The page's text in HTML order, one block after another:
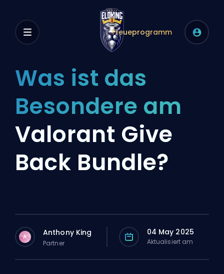
Treueprogramm
Was ist das
Besondere am
Valorant Give
Back Bundle?
A Anthony King
Partner
04 May 2025
Aktualisiert am